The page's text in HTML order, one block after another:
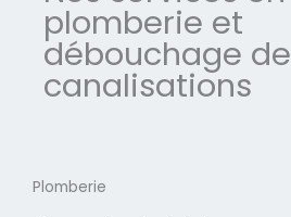
plomberie et
débouchage de
canalisations
Plomberie